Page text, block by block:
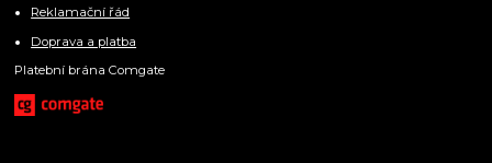
Reklamační řád
Doprava a platba
Platební brána Comgate